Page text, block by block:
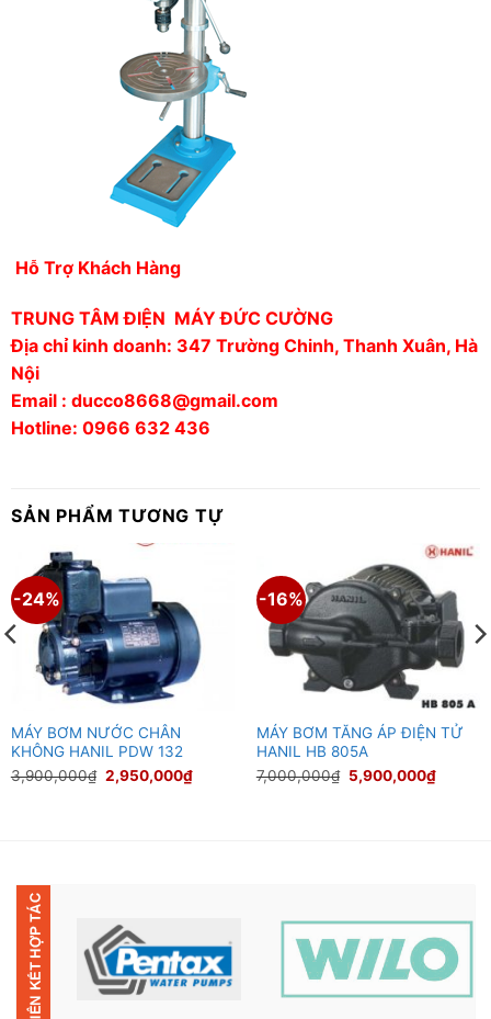
Hỗ Trợ Khách Hàng
TRUNG TÂM ĐIỆN MÁY ĐỨC CƯỜNG
Địa chỉ kinh doanh: 347 Trường Chinh, Thanh Xuân, Hà
Nội
Email : ducco8668@gmail.com
Hotline: 0966 632 436
SẢN PHẨM TƯƠNG TỰ
-24%
MÁY BƠM NƯỚC CHÂN
KHÔNG HANIL PDW 132
3,900,000₫ Giá
gốc
2,950,000₫Giá
hiện
-16%
MÁY BƠM TĂNG ÁP ĐIỆN TỬ
HANIL HB 805A
7,000,000₫ Giá
gốc
5,900,000₫Giá
hiện